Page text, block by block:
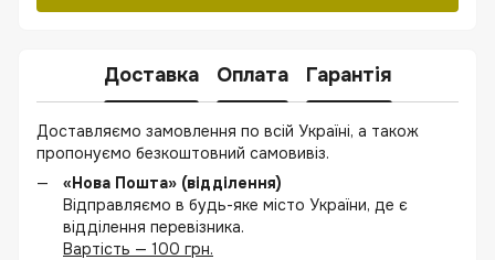
Доставка Оплата Гарантія
Доставляємо замовлення по всій Україні, а також
пропонуємо безкоштовний самовивіз.
«Нова Пошта» (відділення)
Відправляємо в будь-яке місто України, де є
відділення перевізника.
Вартість — 100 грн.